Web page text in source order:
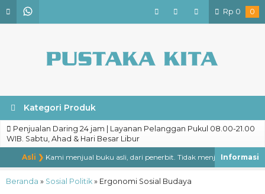
Rp 0 0
Kategori Produk
Penjualan Daring 24 jam | Layanan Pelanggan Pukul 08.00-21.00
WIB. Sabtu, Ahad & Hari Besar Libur
Asli ❯ Kami menjual buku asli, dari penerbit. Tidak menjual buku
Beranda » Sosial Politik » Ergonomi Sosial Budaya